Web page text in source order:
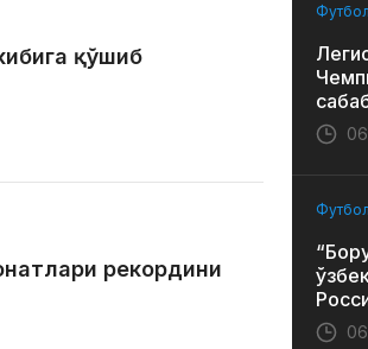
қўшиб
рекордини
Футбол
Футбол